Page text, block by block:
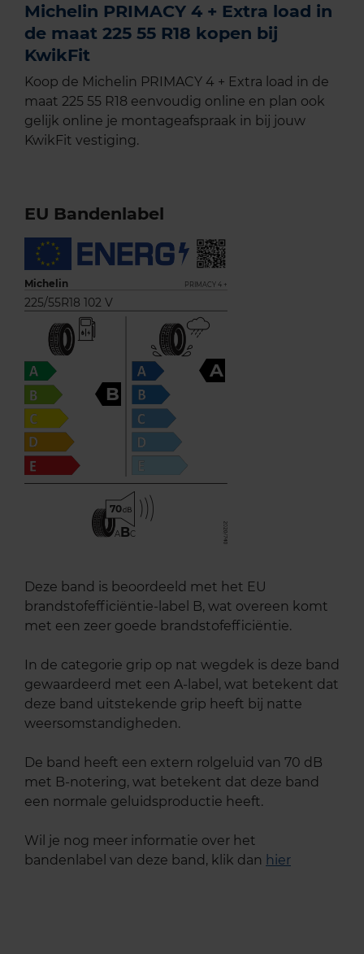
Michelin PRIMACY 4 + Extra load in
de maat 225 55 R18 kopen bij
KwikFit
Koop de Michelin PRIMACY 4 + Extra load in de
maat 225 55 R18 eenvoudig online en plan ook
gelijk online je montageafspraak in bij jouw
KwikFit vestiging.
EU Bandenlabel
Michelin PRIMACY 4 +
225/55R18 102 V
B
A
70
ABC
Deze band is beoordeeld met het EU
brandstofefficiëntie-label B, wat overeen komt
met een zeer goede brandstofefficiëntie.
In de categorie grip op nat wegdek is deze band
gewaardeerd met een A-label, wat betekent dat
deze band uitstekende grip heeft bij natte
weersomstandigheden.
De band heeft een extern rolgeluid van 70 dB
met B-notering, wat betekent dat deze band
een normale geluidsproductie heeft.
Wil je nog meer informatie over het
bandenlabel van deze band, klik dan hier